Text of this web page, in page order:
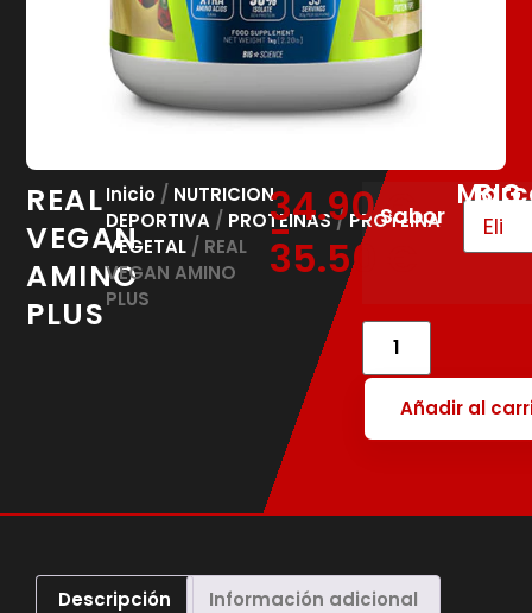
REAL
VEGAN
AMINO
PLUS
Inicio / NUTRICION
DEPORTIVA / PROTEINAS/PROTEINA
VEGETAL / REAL
VEGAN AMINO
PLUS
34.90€
-
35.50
Sabor
Añadir al
BIG
Descripción Información adicional